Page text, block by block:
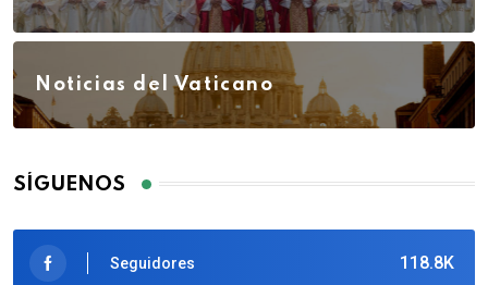
Noticias del Vaticano
SÍGUENOS
118.8K
Seguidores